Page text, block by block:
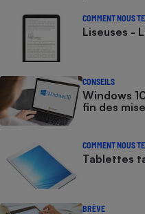
COMMENT NOUS
Liseuses -
CONSEILS
Windows
fin des
COMMENT NOUS
Tablettes
BRÈVE